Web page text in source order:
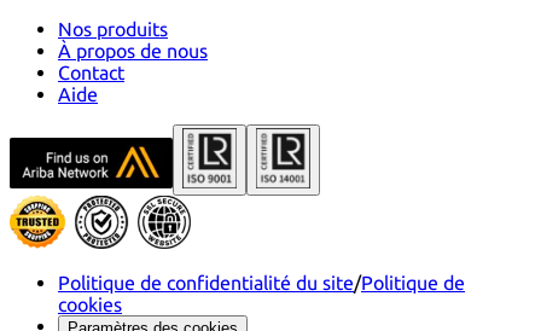
Nos produits
À propos de nous
Contact
Aide
Politique de confidentialité du site/Politique de
cookies